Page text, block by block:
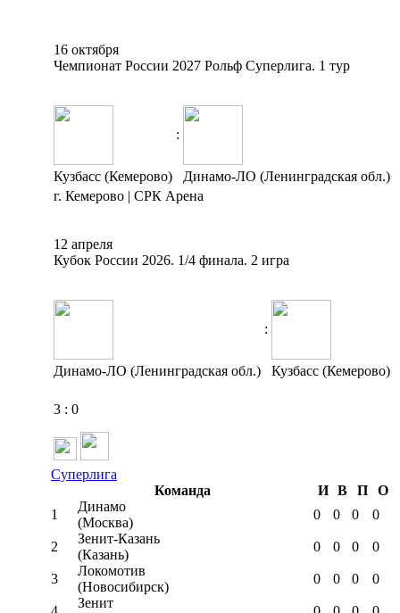
16 октября
Чемпионат России 2027 Рольф Суперлига. 1 тур
:
Кузбасс (Кемерово)
Динамо-ЛО (Ленинградская обл.)
г. Кемерово | СРК Арена
12 апреля
Кубок России 2026. 1/4 финала. 2 игра
:
Динамо-ЛО (Ленинградская обл.) Кузбасс (Кемерово)
3 : 0
Суперлига
Команда
И В П
О
1
Динамо
(Москва)
0 0 0 0
2
Зенит-Казань
(Казань)
0 0 0 0
3
Локомотив
(Новосибирск)
0 0 0 0
Зенит